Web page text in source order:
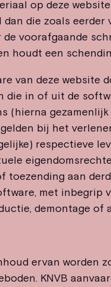
op deze
die zoals
voorafgaande
houdt een
van deze website
die in of uit de
(hierna
bij het
respectieve
toezending aan
met
demontage of
ervan worden
KNVB